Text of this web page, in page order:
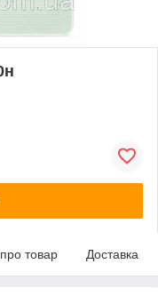
про товар Доставка